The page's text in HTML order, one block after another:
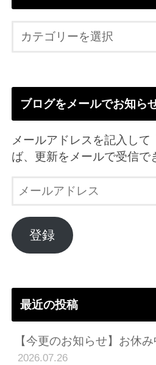
ブログをメールでお知ら
メールアドレスを記入して
ば、更新をメールで受信で
ル
ア
ド
登録
最近の投稿
【今更のお知らせ】お休み
2026.07.26